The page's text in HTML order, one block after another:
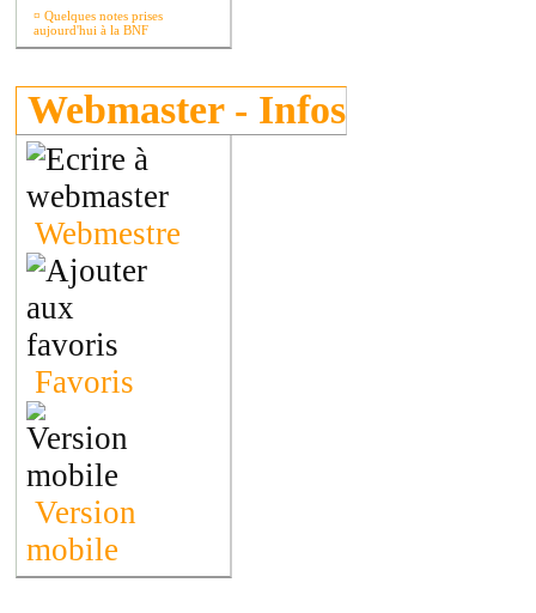
¤ Quelques notes prises
aujourd'hui à la BNF
Webmaster - Infos
Webmestre
Favoris
Version
mobile